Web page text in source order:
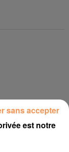
SAMEDI 12
est notre
sans accepter